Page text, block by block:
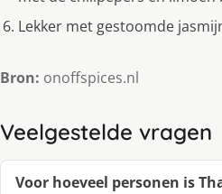
Lekker met gestoomde
Bron: onoffspices.nl
Veelgestelde vragen
Voor hoeveel personen is